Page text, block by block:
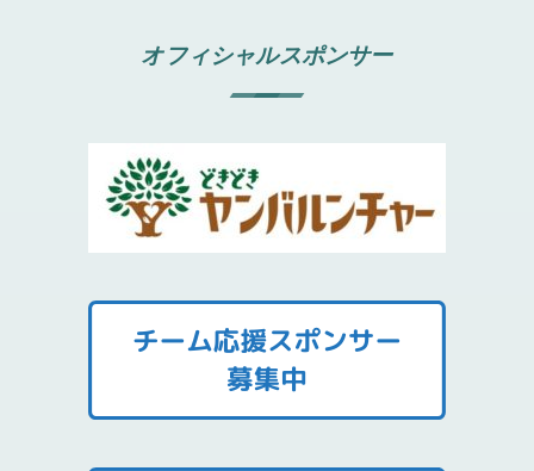
オフィシャルスポンサー